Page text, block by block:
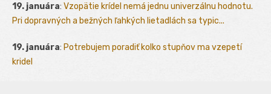
19. januára: Vzopätie krídel nemá jednu univerzálnu hodnotu.
Pri dopravných a bežných ľahkých lietadlách sa typic...
19. januára: Potrebujem poradiť kolko stupňov ma vzepetí
kridel